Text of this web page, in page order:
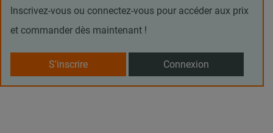
Inscrivez-vous ou connectez-vous pour accéder aux prix
et commander dès maintenant !
S'inscrire Connexion